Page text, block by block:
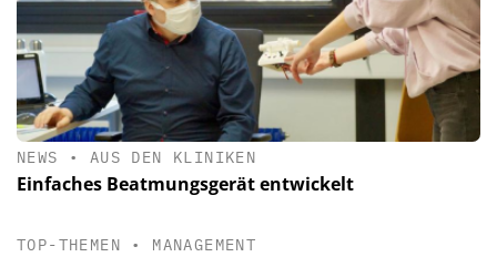
NEWS • AUS DEN KLINIKEN
Einfaches Beatmungsgerät entwickelt
TOP-THEMEN • MANAGEMENT